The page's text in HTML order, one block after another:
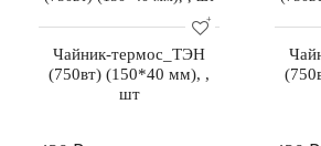
Чайник-термос_ТЭН
(750вт) (150*40 мм), ,
шт